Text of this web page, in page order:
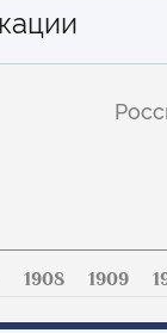
1908 1909